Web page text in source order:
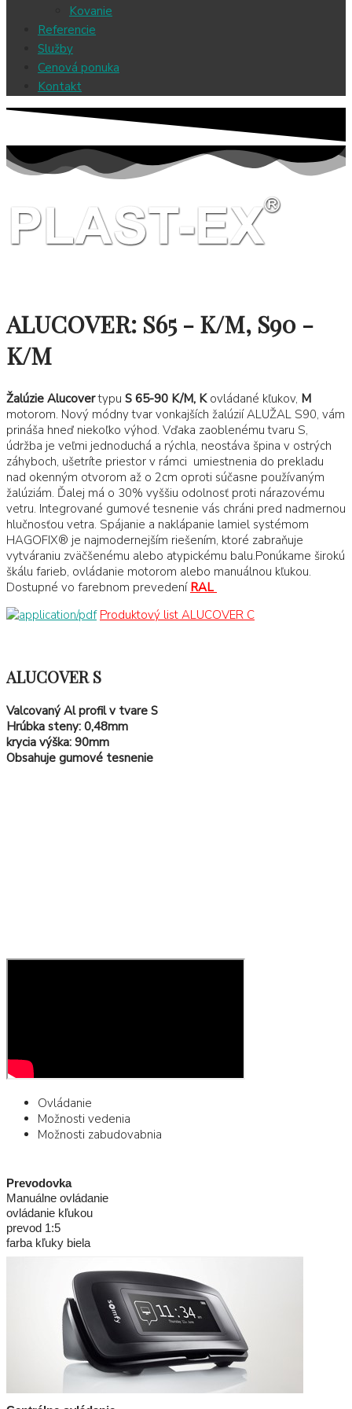
Kovanie
Referencie
Služby
Cenová ponuka
Kontakt
ALUCOVER: S65 - K/M, S90 -
K/M
Žalúzie Alucovertypu S 65-90 K/M, Kovládané kľukov, M
motorom. Nový módny tvar vonkajších žalúzií ALUŽAL S90, vám
prináša hneď niekoľko výhod. Vďaka zaoblenému tvaru S,
údržba je veľmi jednoduchá a rýchla, neostáva špina v ostrých
záhyboch, ušetríte priestor v rámci umiestnenia do prekladu
nad okenným otvorom až o 2cm oproti súčasne používaným
žalúziám. Ďalej má o 30% vyššiu odolnosť proti nárazovému
vetru. Integrované gumové tesnenie vás chráni pred nadmernou
hlučnosťou vetra. Spájanie a naklápanie lamiel systémom
HAGOFIX® je najmodernejším riešením, ktoré zabraňuje
vytváraniu zväčšenému alebo atypickému balu.Ponúkame širokú
škálu farieb, ovládanie motorom alebo manuálnou kľukou.
Dostupné vo farebnom prevedení RAL
Produktový list ALUCOVER C
ALUCOVER S
Valcovaný Al profil v tvare S
Hrúbka steny: 0,48mm
krycia výška: 90mm
Obsahuje gumové tesnenie
Ovládanie
Možnosti vedenia
Možnosti zabudovabnia
Prevodovka
Manuálne ovládanie
ovládanie kľukou
prevod 1:5
farba kľuky biela